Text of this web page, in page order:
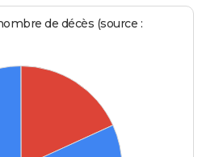
de décès (source :